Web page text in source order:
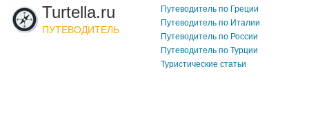
Turtella.ru
ПУТЕВОДИТЕЛЬ
Путеводитель по Греции
Путеводитель по Италии
Путеводитель по России
Путеводитель по Турции
Туристические статьи